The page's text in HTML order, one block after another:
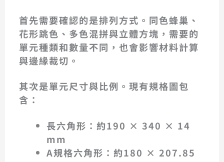
首先需要確認的是排列方式 。同色蜂巢、
花形跳色、多色混拼與立體方塊，需要的
單元種類和數量不同，也會影響材料計算
與邊緣裁切。
其次是單元尺寸與比例 。現有規格圖包
含：
長六角形：約190 × 340 × 14
mm
A規格六角形：約180 × 207.85